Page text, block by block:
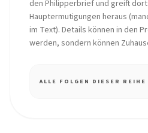
den Philipperbrief und greift
Hauptermutigungen heraus
im Text). Details können in den
werden, sondern können
ALLE FOLGEN DIESER REIHE